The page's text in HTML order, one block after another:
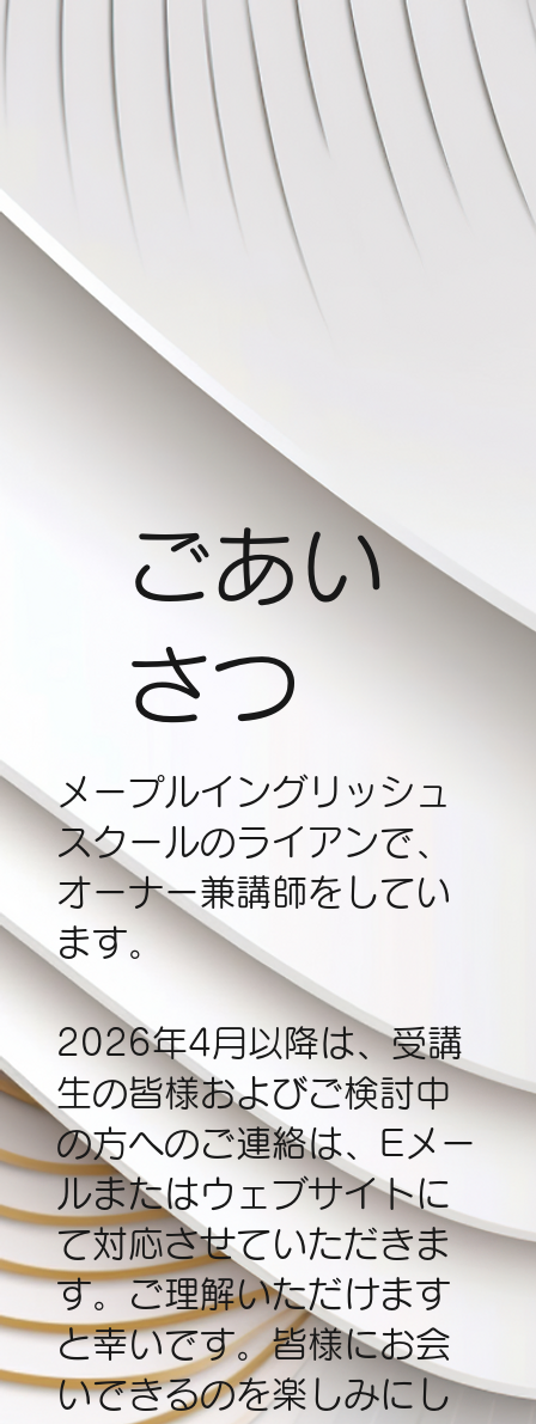
ごあい
さつ
メープルイングリッシュ
スクールのライアンで、
オーナー兼講師をしてい
ます。
2026年4月以降は、受講
生の皆様およびご検討中
の方へのご連絡は、Eメー
ルまたはウェブサイトに
て対応させていただきま
す。ご理解いただけます
と幸いです。皆様にお会
いできるのを楽しみにし